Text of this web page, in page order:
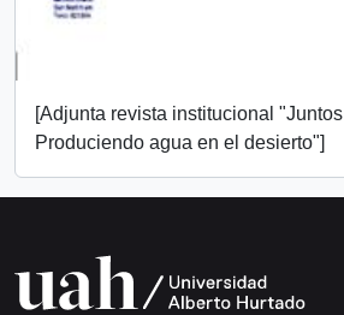
[Adjunta revista institucional "Juntos
Produciendo agua en el desierto"]